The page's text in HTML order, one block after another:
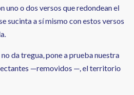
o dos versos que redondean el
sucinta a sí mismo con estos versos
da tregua, pone a prueba nuestra
—removidos —, el territorio